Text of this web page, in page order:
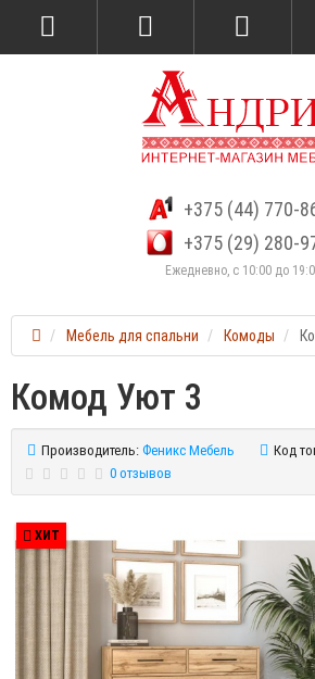
+375 (44) 770-
+375 (29) 280-
Ежедневно, с 10:00 до
Мебель для спальни Комоды
Комод Уют 3
Производитель: Феникс Мебель Код
0 отзывов
ХИТ